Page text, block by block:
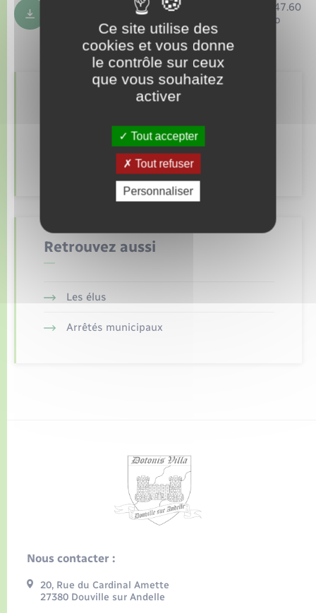
Compte rendu du Conseil Municipal
du 17 février 2025
347.60
Ko
Fichiers à télécharger
CR 05 06 2026 317.08 Ko
Retrouvez aussi
Les élus
Arrêtés municipaux
Nous contacter :
20, Rue du Cardinal Amette
27380 Douville sur Andelle
Ce site utilise des
cookies et vous donne
le contrôle sur ceux
que vous souhaitez
activer
Tout accepter
Tout refuser
Personnaliser